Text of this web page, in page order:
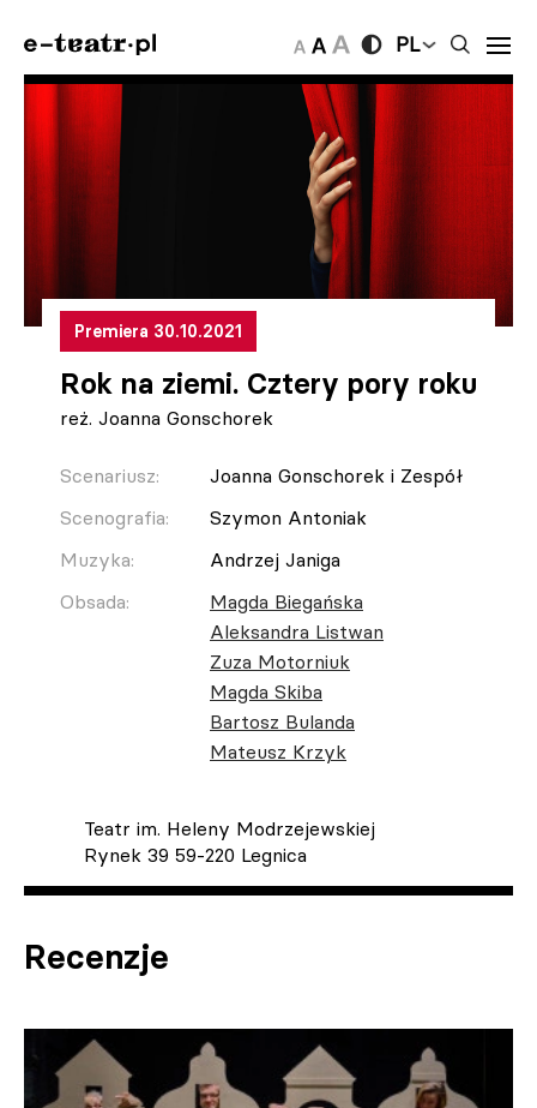
PL
Premiera 30.10.2021
Rok na ziemi. Cztery pory roku
reż. Joanna Gonschorek
Scenariusz:
Joanna Gonschorek i Zespół
Scenografia:
Szymon Antoniak
Muzyka:
Andrzej Janiga
Obsada:
Magda Biegańska
Aleksandra Listwan
Zuza Motorniuk
Magda Skiba
Bartosz Bulanda
Mateusz Krzyk
Teatr im. Heleny Modrzejewskiej
Rynek 39 59-220 Legnica
Recenzje